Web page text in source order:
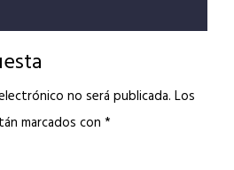
no será publicada. Los
marcados con *